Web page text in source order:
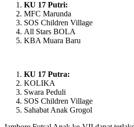
KU 17 Putri:
MFC Marunda
SOS Children Village
All Stars BOLA
KBA Muara Baru
KU 17 Putra:
KOLIKA
Swara Peduli
SOS Children Village
Sahabat Anak Grogol